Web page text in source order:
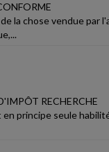
la chose vendue
RECHERCHE
en principe seule